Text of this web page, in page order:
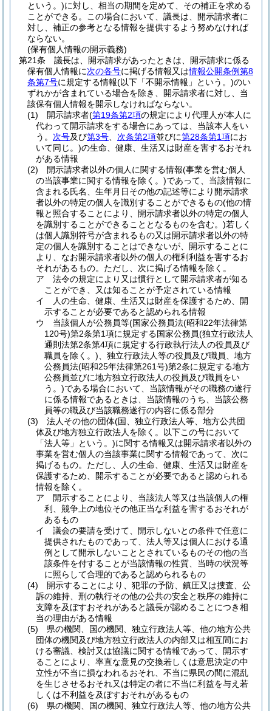
という。)に対し、相当の期間を定めて、その補正を求める
ことができる。
この場合において、議長は、開示請求者に
対し、補正の参考となる情報を提供するよう努めなければ
ならない。
(保有個人情報の開示義務)
第21条
議長は、開示請求があったときは、開示請求に係る
保有個人情報に次の各号に掲げる情報又は情報公開条例第8
条第7号に規定する情報(以下「不開示情報」という。)のい
ずれかが含まれている場合を除き、開示請求者に対し、当
該保有個人情報を開示しなければならない。
(1)
開示請求者(第19条第2項の規定により代理人が本人に
代わって開示請求をする場合にあっては、当該本人をい
う。 次号及び第3号 次条第2項並びに第28条第1項にお
いて同じ。)の生命、健康、生活又は財産を害するおそれ
がある情報
(2)
開示請求者以外の個人に関する情報(事業を営む個人
の当該事業に関する情報を除く。)であって、当該情報に
含まれる氏名、生年月日その他の記述等により開示請求
者以外の特定の個人を識別することができるもの(他の情
報と照合することにより、開示請求者以外の特定の個人
を識別することができることとなるものを含む。)若しく
は個人識別符号が含まれるもの又は開示請求者以外の特
定の個人を識別することはできないが、開示することに
より、なお開示請求者以外の個人の権利利益を害するお
それがあるもの。 ただし、次に掲げる情報を除く。
ア
法令の規定により又は慣行として開示請求者が知る
ことができ、又は知ることが予定されている情報
イ
人の生命、健康、生活又は財産を保護するため、開
示することが必要であると認められる情報
ウ
当該個人が公務員等(国家公務員法(昭和22年法律第
120号)第2条第1項に規定する国家公務員(独立行政法人
通則法第2条第4項に規定する行政執行法人の役員及び
職員を除く。) 、独立行政法人等の役員及び職員、地方
公務員法(昭和25年法律第261号)第2条に規定する地方
公務員並びに地方独立行政法人の役員及び職員をい
う。)である場合において、当該情報がその職務の遂行
に係る情報であるときは、当該情報のうち、当該公務
員等の職及び当該職務遂行の内容に係る部分
(3)
法人その他の団体(国、独立行政法人等、地方公共団
体及び地方独立行政法人を除く。以下この号において
「法人等」という。)に関する情報又は開示請求者以外の
事業を営む個人の当該事業に関する情報であって、次に
掲げるもの。 ただし、人の生命、健康、生活又は財産を
保護するため、開示することが必要であると認められる
情報を除く。
ア
開示することにより、当該法人等又は当該個人の権
利、競争上の地位その他正当な利益を害するおそれが
あるもの
イ
議会の要請を受けて、開示しないとの条件で任意に
提供されたものであって、法人等又は個人における通
例として開示しないこととされているものその他の当
該条件を付することが当該情報の性質、当時の状況等
に照らして合理的であると認められるもの
(4)
開示することにより、犯罪の予防、鎮圧又は捜査、公
訴の維持、刑の執行その他の公共の安全と秩序の維持に
支障を及ぼすおそれがあると議長が認めることにつき相
当の理由がある情報
(5)
県の機関、国の機関、独立行政法人等、他の地方公共
団体の機関及び地方独立行政法人の内部又は相互間にお
ける審議、検討又は協議に関する情報であって、開示す
ることにより、率直な意見の交換若しくは意思決定の中
立性が不当に損なわれるおそれ、不当に県民の間に混乱
を生じさせるおそれ又は特定の者に不当に利益を与え若
しくは不利益を及ぼすおそれがあるもの
(6)
県の機関、国の機関、独立行政法人等、他の地方公共